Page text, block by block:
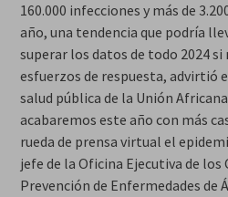
160.000 infecciones y más de
año, una tendencia que podría
superar los datos de todo 2024
esfuerzos de respuesta, advirtió
salud pública de la Unión
acabaremos este año con más
rueda de prensa virtual el
jefe de la Oficina Ejecutiva de
Prevención de Enfermedades de